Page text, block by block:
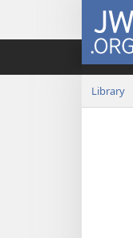
JW.ORG
Library